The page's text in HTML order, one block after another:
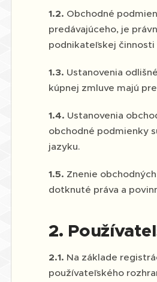
1.2. Obchodné
predávajúceho, je
podnikateľskej
1.3. Ustanovenia
kúpnej zmluve majú
1.4. Ustanovenia
obchodné podmienky
jazyku.
1.5. Znenie
dotknuté práva a
2.
2.1. Na základe
používateľského